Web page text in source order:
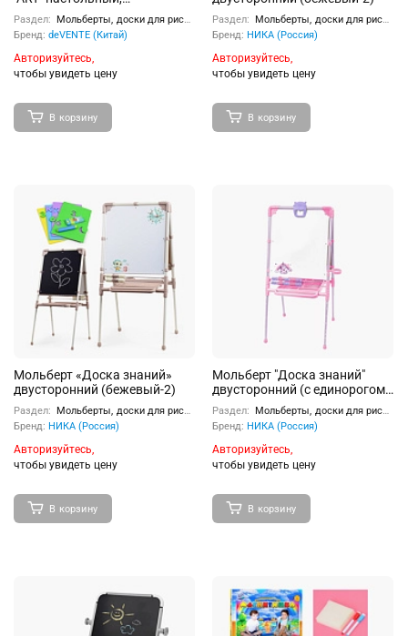
деревянный, 23x25x59 см,
максимальная высота холста
43 см, с возможностью
регулировки угла наклона, в
картонной коробке
Раздел:
Мольберты, доски для рисования
Бренд: deVENTE (Китай)
Авторизуйтесь,
чтобы увидеть цену
В корзину
Раздел:
Мольберты, доски для рисования
Бренд: НИКА (Россия)
Авторизуйтесь,
чтобы увидеть цену
В корзину
Мольберт «Доска знаний»
двусторонний (бежевый-2)
Раздел:
Мольберты, доски для рисования
Бренд: НИКА (Россия)
Авторизуйтесь,
чтобы увидеть цену
В корзину
Мольберт "Доска знаний"
двусторонний (с единорогом
розовый)
Раздел:
Мольберты, доски для рисования
Бренд: НИКА (Россия)
Авторизуйтесь,
чтобы увидеть цену
В корзину